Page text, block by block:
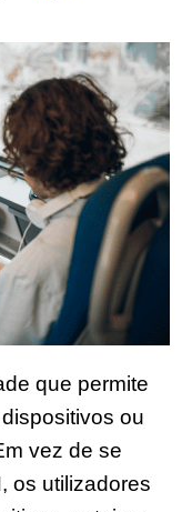
que permite
ou
vez de se
os utilizadores